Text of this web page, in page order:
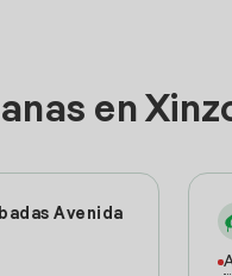
en
Avenida